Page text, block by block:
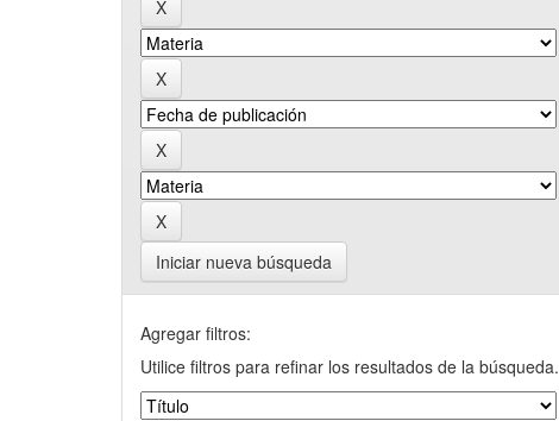
Iniciar nueva búsqueda
Agregar filtros:
Utilice filtros para refinar los resultados de la búsqueda.